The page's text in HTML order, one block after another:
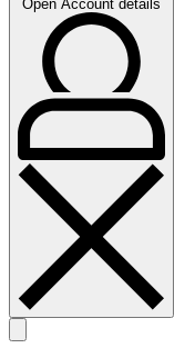
Open Account details